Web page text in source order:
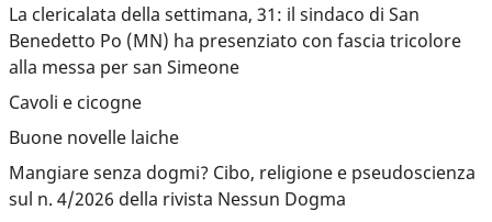
La clericalata della settimana, 31: il sindaco di San
Benedetto Po (MN) ha presenziato con fascia tricolore
alla messa per san Simeone
Cavoli e cicogne
Buone novelle laiche
Mangiare senza dogmi? Cibo, religione e pseudoscienza
sul n. 4/2026 della rivista Nessun Dogma